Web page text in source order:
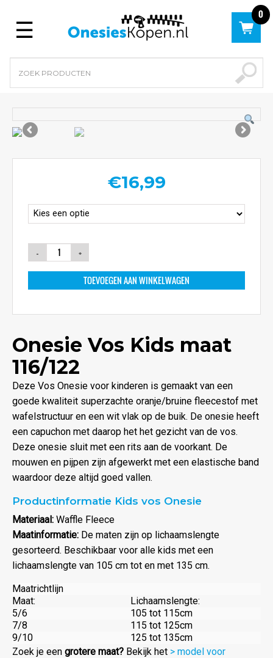
Menu
0
€16,99
TOEVOEGEN AAN WINKELWAGEN
Onesie Vos Kids maat
116/122
Deze Vos Onesie voor kinderen is gemaakt van een
goede kwaliteit superzachte oranje/bruine fleecestof met
wafelstructuur en een wit vlak op de buik. De onesie heeft
een capuchon met daarop het het gezicht van de vos.
Deze onesie sluit met een rits aan de voorkant. De
mouwen en pijpen zijn afgewerkt met een elastische band
waardoor deze altijd goed vallen.
Productinformatie Kids vos Onesie
Materiaal: Waffle Fleece
Maatinformatie: De maten zijn op lichaamslengte
gesorteerd. Beschikbaar voor alle kids met een
lichaamslengte van 105 cm tot en met 135 cm.
Maatrichtlijn
Maat:
Lichaamslengte:
5/6
105 tot 115cm
7/8
115 tot 125cm
9/10
125 tot 135cm
Zoek je een grotere maat? Bekijk het > model voor